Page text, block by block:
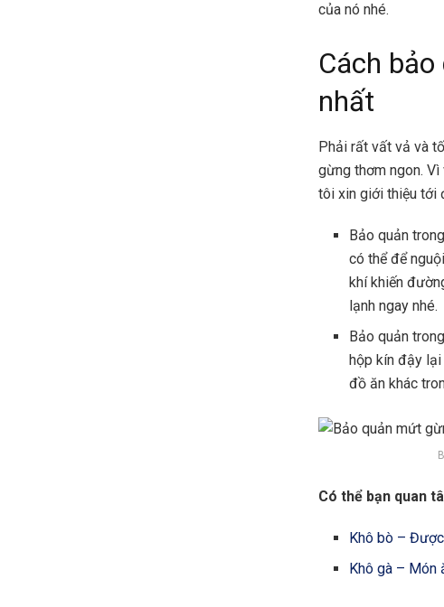
của nó nhé.
Cách
nhất
Phải rất vất vả và
gừng thơm ngon.
tôi xin giới thiệu tới
Bảo quản
có thể để
khí khiến
lạnh ngay nhé.
Bảo quản
hộp kín đậy lại
đồ ăn khác
Có thể bạn quan
Khô bò –
Khô gà – Món